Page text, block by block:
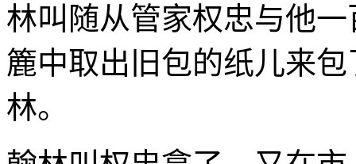
林叫随从管家权忠与他
簏中取出旧包的纸儿来
林。